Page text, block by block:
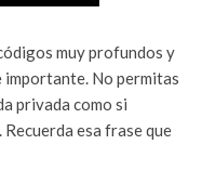
muy profundos y
importante. No permitas
privada como si
esa frase que